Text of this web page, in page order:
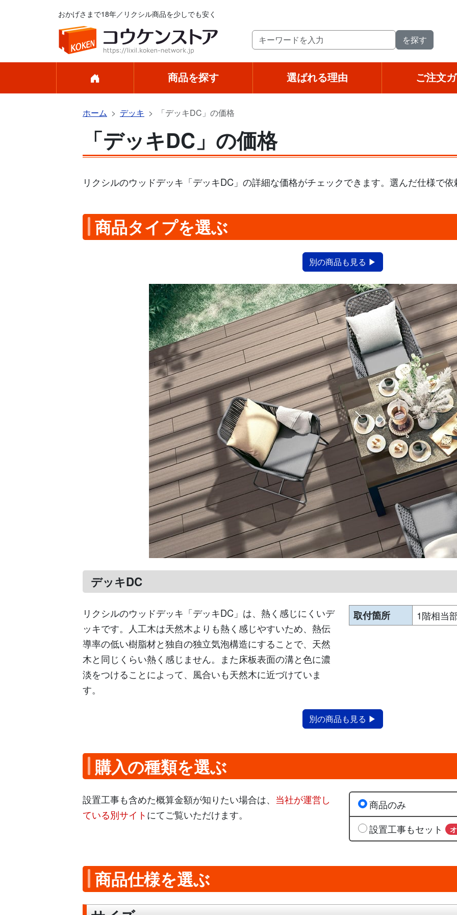
おかげさまで18年／リクシル商品を少しでも安く
商品を探す 選ばれる理由 ご注文
ホーム デッキ 「デッキDC」の価格
「デッキDC」の価格
リクシルのウッドデッキ「デッキDC」の詳細な価格がチェックできます。選んだ仕様で
商品タイプを選ぶ
別の商品も見る ▶
デッキDC
リクシルのウッドデッキ「デッキDC」は、熱く感じにくいデ
ッキです。人工木は天然木よりも熱く感じやすいため、熱伝
導率の低い樹脂材と独自の独立気泡構造にすることで、天然
木と同じくらい熱く感じません。また床板表面の溝と色に濃
淡をつけることによって、風合いも天然木に近づけていま
す。
取付箇所 1階相当
別の商品も見る ▶
購入の種類を選ぶ
設置工事も含めた概算金額が知りたい場合は、 当社が運営し
ている別サイトにてご覧いただけます。
商品のみ
設置工事もセット
商品仕様を選ぶ